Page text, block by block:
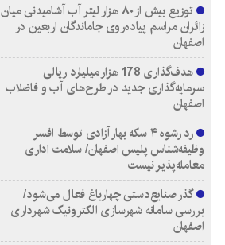
توزیع بیش از ۸۰ هزار لیتر آب آشامیدنی میان
زائران مراسم پیاده‌روی جاماندگان اربعین در
اصفهان
هدف‌گذاری 178 هزار میلیارد ریالی
سرمایه‌گذاری جدید در طرح‌های آب و فاضلاب
اصفهان
رد رشوه ۴ سکه بهار آزادی توسط افسر
وظیفه‌شناس پلیس اصفهان/ سلامت اداری
معامله‌پذیر نیست
گذر صنایع‌دستی چهارباغ فعال می‌شود/
بررسی سامانه شهرسازی الکترونیک شهرداری
اصفهان